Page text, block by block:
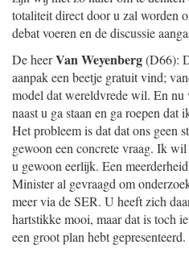
totaliteit direct door u zal worden
debat voeren en de discussie
De heerVan Weyenberg(D66):
aanpak een beetje gratuit vind;
model dat wereldvrede wil. En
naast u ga staan en ga roepen
Het probleem is dat dat ons geen
gewoon een concrete vraag. Ik
u gewoon eerlijk. Een
Minister al gevraagd om
meer via de SER. U heeft zich
hartstikke mooi, maar dat is toch
een groot plan hebt gepresenteerd.